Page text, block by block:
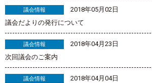
議会情報
2018年05月02日
議会だよりの発行について
議会情報
2018年04月23日
次回議会のご案内
議会情報
2018年04月04日